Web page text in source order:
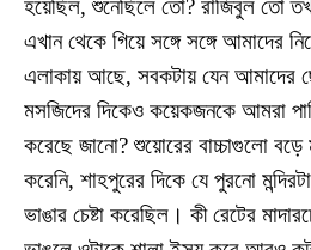
হয়েছিল, শুনেছিলে তো? রাজিবুল তো
এখান থেকে গিয়ে সঙ্গে সঙ্গে আমাদের
এলাকায় আছে, সবকটায় যেন আমাদের
মসজিদের দিকেও কয়েকজনকে আমরা
করেছে জানো? শুয়োরের বাচ্চাগুলো বড়ে
করেনি, শাহপুরের দিকে যে পুরনো
ভাঙার চেষ্টা করেছিল। কী রেটের